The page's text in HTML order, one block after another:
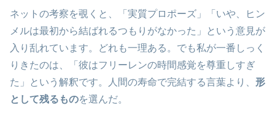
ネットの考察を覗くと、「実質プロポーズ」「いや、ヒン
メルは最初から結ばれるつもりがなかった」という意見が
入り乱れています。どれも一理ある。でも私が一番しっく
りきたのは、「彼はフリーレンの時間感覚を尊重しすぎ
た」という解釈です。人間の寿命で完結する言葉より、 形
として残るものを選んだ。